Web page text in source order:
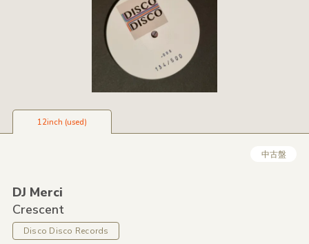
12inch (used)
中古盤
DJ Merci
Crescent
Disco Disco Records